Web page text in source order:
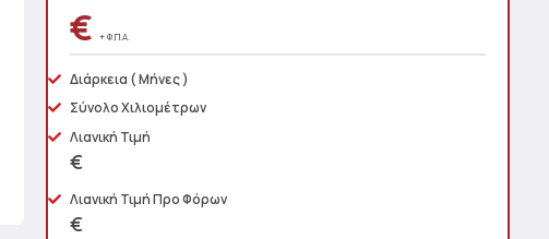
€+ Φ.Π.Α.
Διάρκεια ( Μήνες )
Σύνολο Χιλιομέτρων
Λιανική Τιμή
€
Λιανική Τιμή Προ Φόρων
€